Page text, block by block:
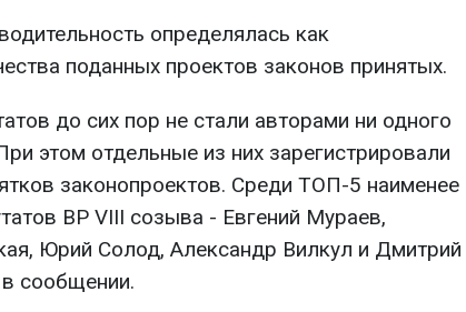
определялась как
поданных проектов законов принятых.
до сих пор не стали авторами ни одного
этом отдельные из них зарегистрировали
законопроектов. Среди ТОП-5 наименее
ВР VIII созыва - Евгений Мураев,
Юрий Солод, Александр Вилкул и Дмитрий
сообщении.